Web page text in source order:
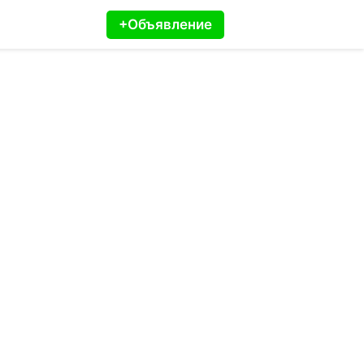
+Объявление